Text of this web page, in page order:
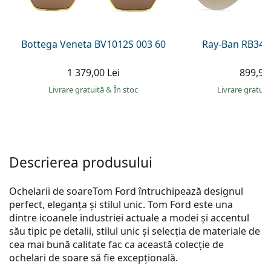
Persol
Bottega Veneta BV1012S 003 60
1 379,00 Lei
Livrare gratuită& În stoc
Ray-Ban
Livrare
Descrierea produsului
Ochelarii de soareTom Ford întruchipează designul
perfect, eleganța și stilul unic. Tom Ford este una
dintre icoanele industriei actuale a modei și accentul
său tipic pe detalii, stilul unic și selecția de materiale de
cea mai bună calitate fac ca această colecție de
ochelari de soare să fie excepțională.